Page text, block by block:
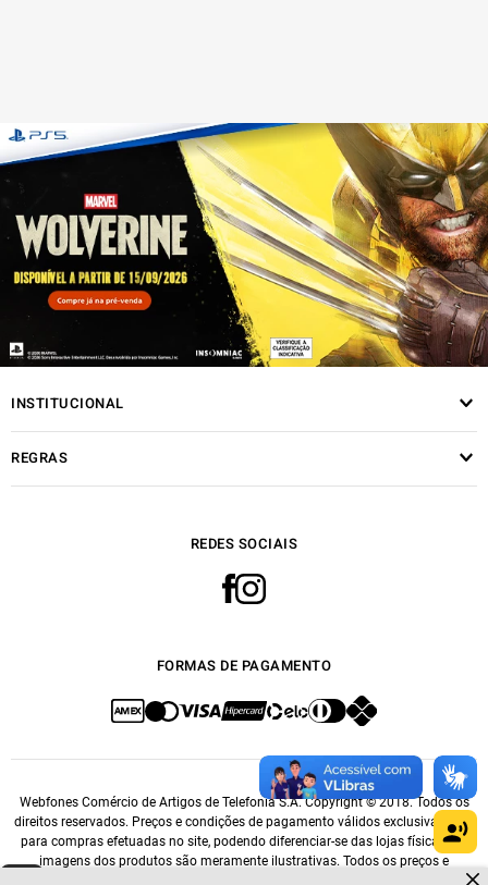
INSTITUCIONAL
REGRAS
REDES SOCIAIS
FORMAS DE PAGAMENTO
Webfones Comércio de Artigos de Telefonia S.A. Copyright © 2018. Todos os
direitos reservados. Preços e condições de pagamento válidos exclusivamente
para compras efetuadas no site, podendo diferenciar-se das lojas físicas. As
imagens dos produtos são meramente ilustrativas. Todos os preços e